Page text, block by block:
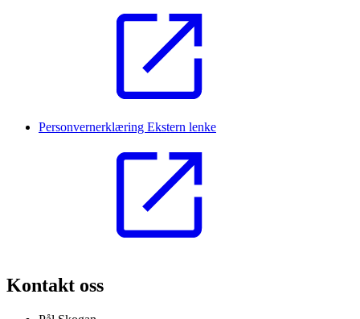
Personvernerklæring Ekstern lenke
Kontakt oss